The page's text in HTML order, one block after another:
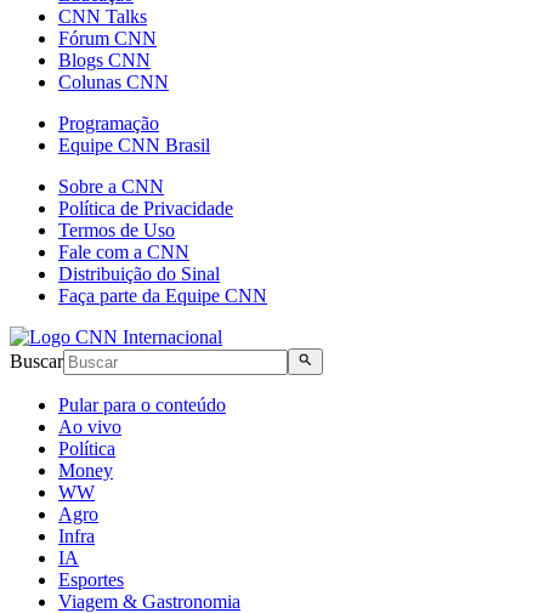
CNN Talks
Fórum CNN
Blogs CNN
Colunas CNN
Programação
Equipe CNN Brasil
Sobre a CNN
Política de Privacidade
Termos de Uso
Fale com a CNN
Distribuição do Sinal
Faça parte da Equipe CNN
Buscar
Pular para o conteúdo
Ao vivo
Política
Money
WW
Agro
Infra
IA
Esportes
Viagem & Gastronomia